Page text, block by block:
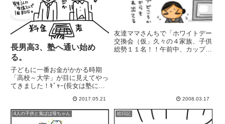
長男高3、塾へ通い始め
る。
子どもに一番お金がかかる時期
「高校～大学」が目に見えてやっ
てきました！ｷﾞｬｰ(長女は塾に行
とは思いますが...。)塾は行かせ
る気はなかったんですよね。「勉
強したけりゃ自力で出来る！」
2017.05.21
友達ママさんちで「ホワイトデー
交換会（仮」久々の４家族、子供
総勢１１名！！午前中、カップケ
2008.03.17
4人の子供と鬼ばば母ちゃん 絵日記